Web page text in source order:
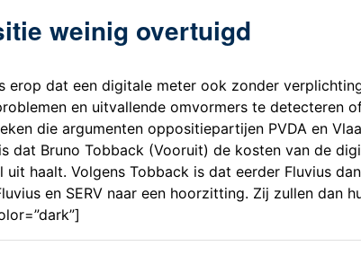
weinig overtuigd
erop dat een digitale meter ook zonder
en uitvallende omvormers te detecteren
die argumenten oppositiepartijen PVDA en
dat Bruno Tobback (Vooruit) de kosten van de
uit haalt. Volgens Tobback is dat eerder Fluvius
en SERV naar een hoorzitting. Zij zullen dan